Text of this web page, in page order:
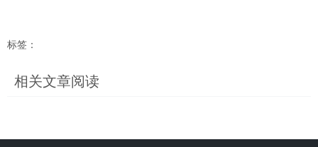
标签：
相关文章阅读